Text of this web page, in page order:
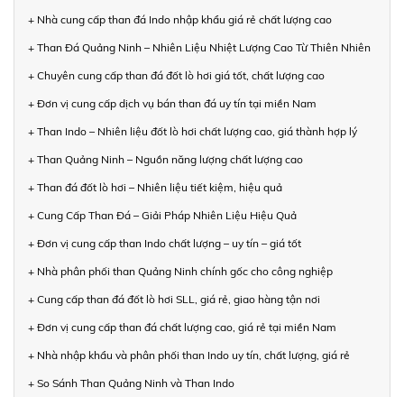
+ Nhà cung cấp than đá Indo nhập khẩu giá rẻ chất lượng cao
+ Than Đá Quảng Ninh – Nhiên Liệu Nhiệt Lượng Cao Từ Thiên Nhiên
+ Chuyên cung cấp than đá đốt lò hơi giá tốt, chất lượng cao
+ Đơn vị cung cấp dịch vụ bán than đá uy tín tại miền Nam
+ Than Indo – Nhiên liệu đốt lò hơi chất lượng cao, giá thành hợp lý
+ Than Quảng Ninh – Nguồn năng lượng chất lượng cao
+ Than đá đốt lò hơi – Nhiên liệu tiết kiệm, hiệu quả
+ Cung Cấp Than Đá – Giải Pháp Nhiên Liệu Hiệu Quả
+ Đơn vị cung cấp than Indo chất lượng – uy tín – giá tốt
+ Nhà phân phối than Quảng Ninh chính gốc cho công nghiệp
+ Cung cấp than đá đốt lò hơi SLL, giá rẻ, giao hàng tận nơi
+ Đơn vị cung cấp than đá chất lượng cao, giá rẻ tại miền Nam
+ Nhà nhập khẩu và phân phối than Indo uy tín, chất lượng, giá rẻ
+ So Sánh Than Quảng Ninh và Than Indo